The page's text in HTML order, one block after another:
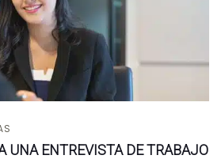
UNA ENTREVISTA DE TRABAJO